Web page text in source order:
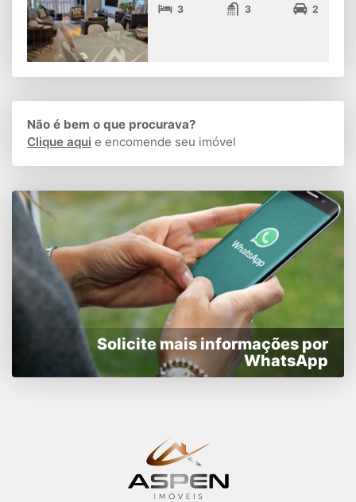
3 3 2
Não é bem o que procurava?
Clique aqui e encomende seu imóvel
Solicite mais informações por
WhatsApp